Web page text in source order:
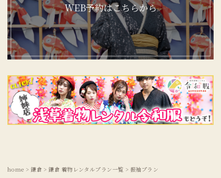
WEB予約はこちらから
home >鎌倉>鎌倉 着物レンタルプラン一覧 > 振袖プラン